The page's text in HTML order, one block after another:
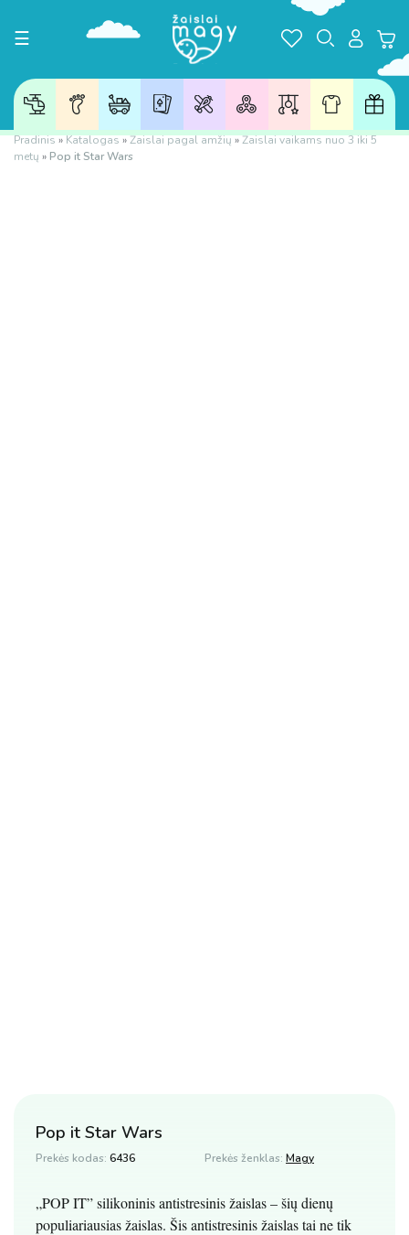
Toggle navigation
☰
Pradinis»Katalogas»Žaislai pagal amžių»Žaislai vaikams nuo 3 iki 5
metų » Pop it Star Wars
Pop it Star Wars
Prekės kodas: 6436 Prekės ženklas: Magy
„POP IT” silikoninis antistresinis žaislas – šių dienų
populiariausias žaislas. Šis antistresinis žaislas tai ne tik